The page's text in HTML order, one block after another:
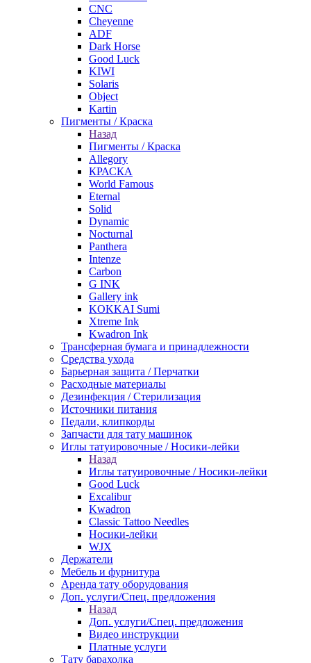
CNC
Cheyenne
ADF
Dark Horse
Good Luck
KIWI
Solaris
Object
Kartin
Пигменты / Краска
Назад
Пигменты / Краска
Allegory
КРАСКА
World Famous
Eternal
Solid
Dynamic
Nocturnal
Panthera
Intenze
Carbon
G INK
Gallery ink
KOKKAI Sumi
Xtreme Ink
Kwadron Ink
Трансферная бумага и принадлежности
Средства ухода
Барьерная защита / Перчатки
Расходные материалы
Дезинфекция / Стерилизация
Источники питания
Педали, клипкорды
Запчасти для тату машинок
Иглы татуировочные / Носики-лейки
Назад
Иглы татуировочные / Носики-лейки
Good Luck
Excalibur
Kwadron
Classic Tattoo Needles
Носики-лейки
WJX
Держатели
Мебель и фурнитура
Аренда тату оборудования
Доп. услуги/Спец. предложения
Назад
Доп. услуги/Спец. предложения
Видео инструкции
Платные услуги
Тату барахолка